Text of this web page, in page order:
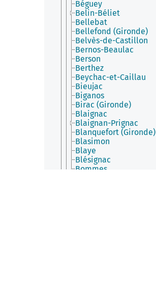
Béguey
Belin-Béliet
Bellebat
Bellefond (Gironde)
Belvès-de-Castillon
Bernos-Beaulac
Berson
Berthez
Beychac-et-Caillau
Bieujac
Biganos
Birac (Gironde)
Blaignac
Blaignan-Prignac
Blanquefort (Gironde)
Blasimon
Blaye
Blésignac
Bommes